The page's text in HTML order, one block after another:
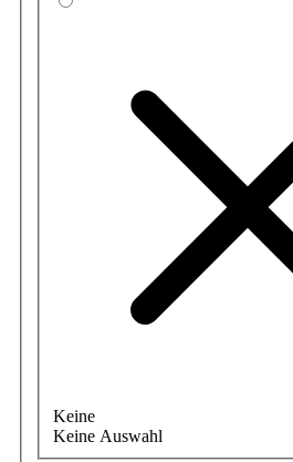
Keine
Keine Auswahl